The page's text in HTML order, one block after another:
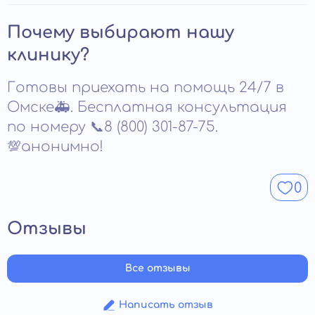
оборудование. Безопасность процедуры
обеспечивается только в условиях стационара.
сосудистых заболеваниях, острых инфекциях и
тяжелых психических расстройствах. Также
ограничения касаются пациентов в тяжелом
полную диагностику, чтобы исключить риски. При
наличии противопоказаний подбирается
альтернативная схема лечения.
Почему выбирают нашу
клинику?
Готовы приехать на помощь 24/7 в
Омске🚑. Бесплатная консультация
по номеру 📞8 (800) 301-87-75.
💯анонимно!
0
Отзывы
Написать отзыв
Все отзывы